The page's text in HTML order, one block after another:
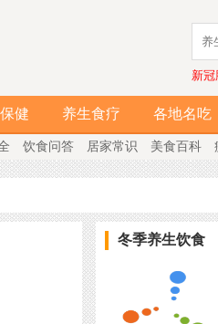
新
健 养生食疗 各地名吃
饮食问答 居家常识 美食百科
冬季养生饮食